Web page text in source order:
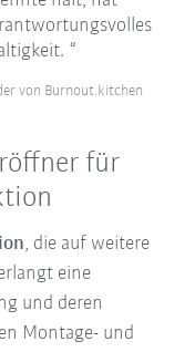
von Burnout.kitchen
für
, die auf weitere
eine
und deren
Montage- und